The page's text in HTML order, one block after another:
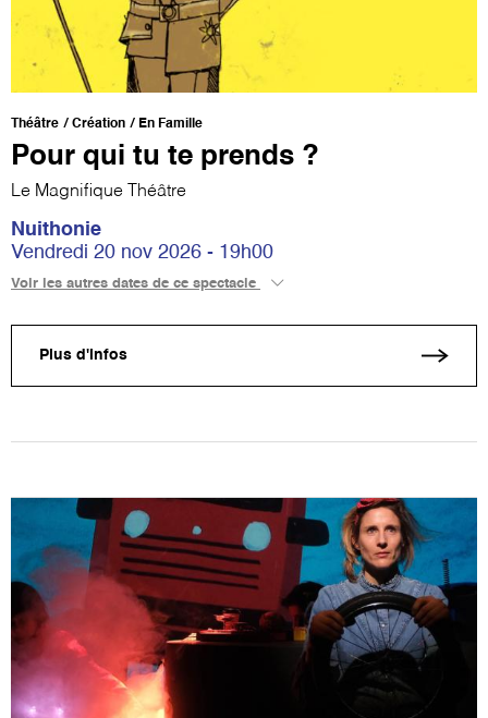
Théâtre Création En Famille
Pour qui tu te prends ?
Le Magnifique Théâtre
Nuithonie
Vendredi 20 nov 2026 - 19h00
Voir les autres dates de ce spectacle
Plus d'infos